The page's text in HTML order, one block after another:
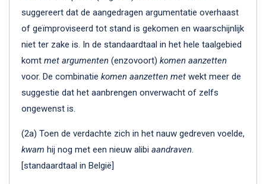
suggereert dat de aangedragen argumentatie overhaast
of geïmproviseerd tot stand is gekomen en waarschijnlijk
niet ter zake is. In de standaardtaal in het hele taalgebied
komt met argumenten (enzovoort) komen aanzetten
voor. De combinatie komen aanzetten met wekt meer de
suggestie dat het aanbrengen onverwacht of zelfs
ongewenst is.
(2a) Toen de verdachte zich in het nauw gedreven voelde,
kwam hij nog met een nieuw alibi aandraven.
[standaardtaal in België]